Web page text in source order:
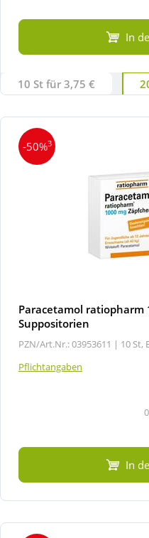
In
10 St für 3,75 €
-50%3
Paracetamol ratiopharm
Suppositorien
PZN/Art.Nr.: 03953611 | 10 St,
Pflichtangaben
In